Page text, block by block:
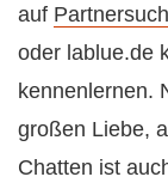
auf
oder lablue.de
kennenlernen.
großen Liebe,
Chatten ist